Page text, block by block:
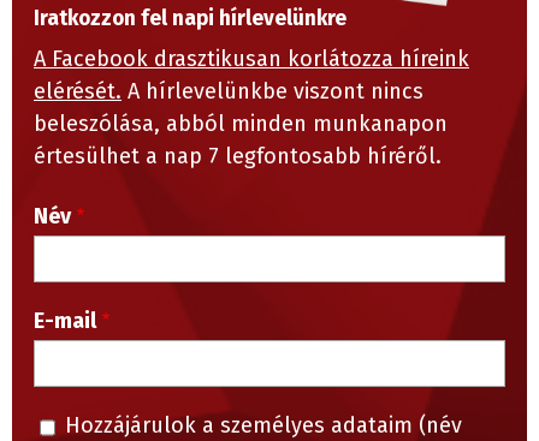
Iratkozzon fel napi hírlevelünkre
A Facebook drasztikusan korlátozza híreink
elérését. A hírlevelünkbe viszont nincs
beleszólása, abból minden munkanapon
értesülhet a nap 7 legfontosabb híréről.
Név
E-mail
Hozzájárulok a személyes adataim (név